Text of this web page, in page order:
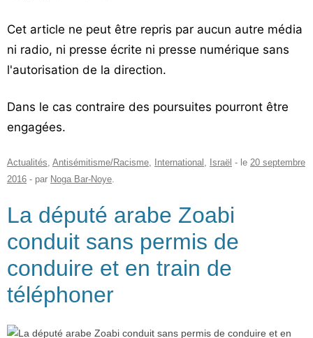
Cet article ne peut être repris par aucun autre média
ni radio, ni presse écrite ni presse numérique sans
l'autorisation de la direction.
Dans le cas contraire des poursuites pourront être
engagées.
Actualités, Antisémitisme/Racisme, International , Israël - le 20 septembre
2016 - par Noga Bar-Noye.
La député arabe Zoabi
conduit sans permis de
conduire et en train de
téléphoner